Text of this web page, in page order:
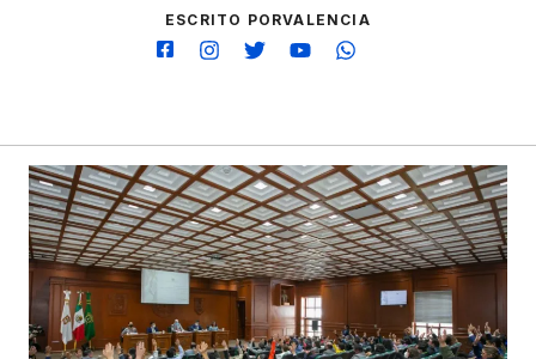
ESCRITO PORVALENCIA